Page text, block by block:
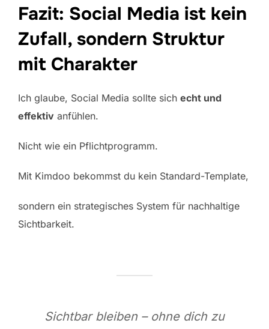
Fazit: Social Media ist kein
Zufall, sondern Struktur
mit Charakter
Ich glaube, Social Media sollte sich echt und
effektiv anfühlen.
Nicht wie ein Pflichtprogramm.
Mit Kimdoo bekommst du kein Standard-Template,
sondern ein strategisches System für nachhaltige
Sichtbarkeit.
Sichtbar bleiben – ohne dich zu